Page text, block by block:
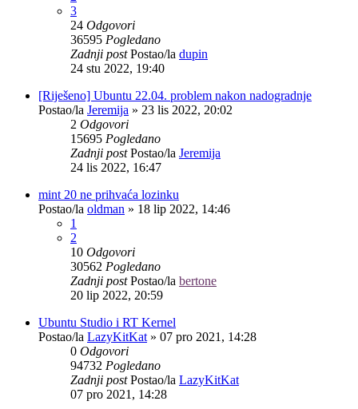
3
24 Odgovori
36595 Pogledano
Zadnji postPostao/la dupin
24 stu 2022, 19:40
[Riješeno] Ubuntu 22.04. problem nakon nadogradnje
Postao/la Jeremija » 23 lis 2022, 20:02
2 Odgovori
15695 Pogledano
Zadnji postPostao/la Jeremija
24 lis 2022, 16:47
mint 20 ne prihvaća lozinku
Postao/la oldman » 18 lip 2022, 14:46
1
2
10 Odgovori
30562 Pogledano
Zadnji postPostao/la bertone
20 lip 2022, 20:59
Ubuntu Studio i RT Kernel
Postao/la LazyKitKat » 07 pro 2021, 14:28
0 Odgovori
94732 Pogledano
Zadnji postPostao/la LazyKitKat
07 pro 2021, 14:28